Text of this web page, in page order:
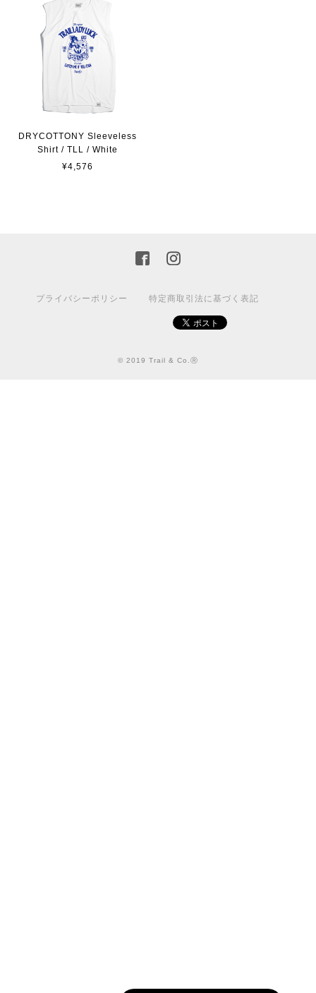
DRYCOTTONY Sleeveless
Shirt / TLL / White
¥4,576
プライバシーポリシー 特定商取引法に基づく表記
© 2019 Trail & Co.Ⓡ